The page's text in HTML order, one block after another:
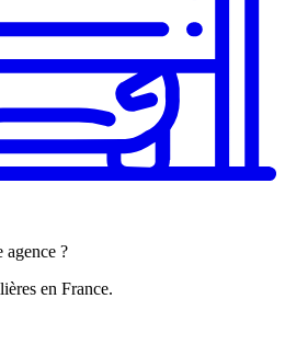
agence ?
en France.